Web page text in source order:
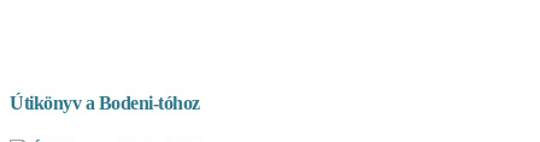
Útikönyv a Bodeni-tóhoz